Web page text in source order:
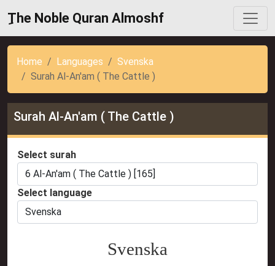
ِThe Noble Quran Almoshf
Home Languages
Svenska
Surah Al-An'am ( The Cattle )
Surah Al-An'am ( The Cattle )
Select surah
Select language
Svenska